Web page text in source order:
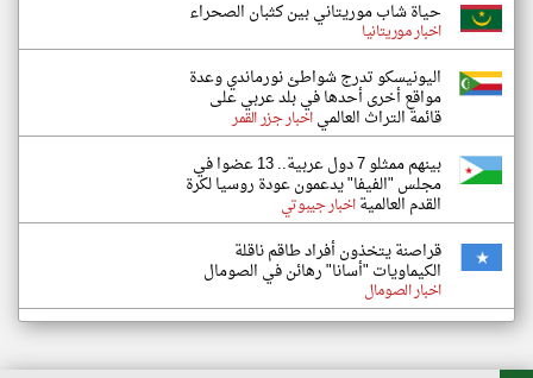
حياة شاب موريتاني بين كثبان الصحراء
اخبار موريتانيا
اليونيسكو تدرج شواطئ نورماندي وعدة
مواقع أخرى أحدها في بلد عربي على
قائمة التراث العالمياخبار جزر القمر
بينهم ممثلو 7 دول عربية.. 13 عضوا في
مجلس "الفيفا" يدعمون عودة روسيا لكرة
القدم العالميةاخبار جيبوتي
قراصنة يتخذون أفراد طاقم ناقلة
الكيماويات "أسانا" رهائن في الصومال
اخبار الصومال